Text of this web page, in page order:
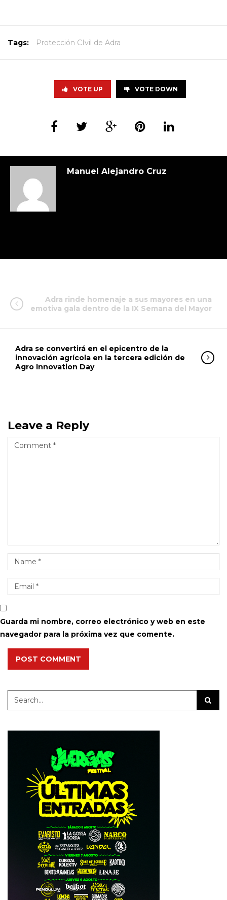
Tags: Protección CIvil de Adra
VOTE UP VOTE DOWN
Manuel Alejandro Cruz
Adra rinde homenaje a sus mayores en una
emotiva gala dentro de la IX Semana del Mayor
Adra se convertirá en el epicentro de la
innovación agrícola en la tercera edición de
Agro Innovation Day
Leave a Reply
Guarda mi nombre, correo electrónico y web en este
navegador para la próxima vez que comente.
POST COMMENT